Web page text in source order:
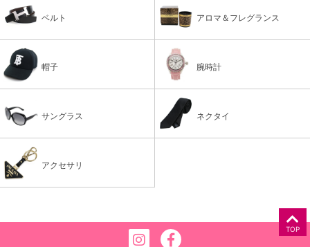
ベルト アロマ＆フレグランス
帽子 腕時計
サングラス ネクタイ
アクセサリ
TOP